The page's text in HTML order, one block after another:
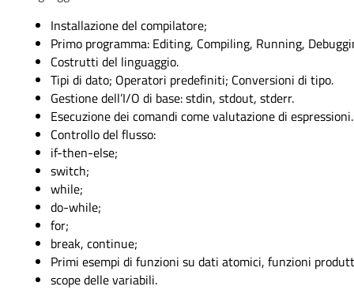
Installazione del compilatore;
Primo programma: Editing, Compiling, Running,
Costrutti del linguaggio.
Tipi di dato; Operatori predefiniti; Conversioni di tipo.
Gestione dell’I/O di base: stdin, stdout, stderr.
Esecuzione dei comandi come valutazione di espressioni.
Controllo del flusso:
if-then-else;
switch;
while;
do-while;
for;
break, continue;
Primi esempi di funzioni su dati atomici, funzioni
scope delle variabili.